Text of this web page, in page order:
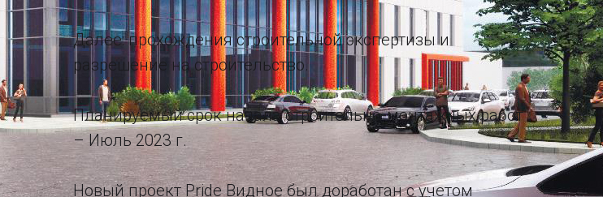
Далее: прохождения строительной экспертизы и
разрешение на строительство.
Планируемый срок начала строительно-монтажных работ
– Июль 2023 г.
Новый проект Pride Видное был доработан с учетом